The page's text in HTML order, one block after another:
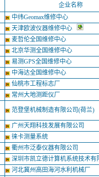
企业名称
中纬Geomax维修中心
天津欧波仪器维修中心
麦哲伦全国维修中心
北京华测全国维修中心
易测GPS全国维修中心
中海达全国维修中心
仙桃市工程标志厂
常州大地测距仪厂
范登堡机械制造有限公司(荷兰)
广州天翔科技发展有限公司
徕卡测量系统
衢州市泛泰仪器有限公司
深圳市凯立德计算机系统技术
河北冀州高田海河水利机械厂